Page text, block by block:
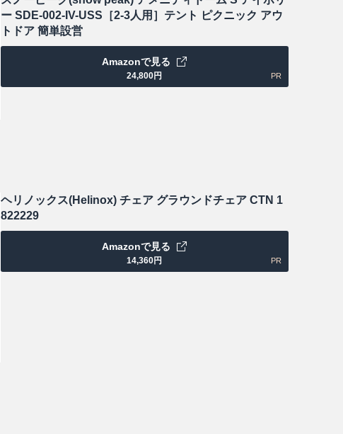
ー SDE-002-IV-USS［2-3人用］テント ピクニック アウ
トドア 簡単設営
24,800円
Amazonで見る
PR
ヘリノックス(Helinox) チェア グラウンドチェア CTN 1
822229
14,360円
Amazonで見る
PR